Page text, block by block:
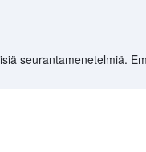
seurantamenetelmiä.